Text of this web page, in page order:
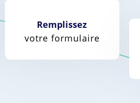
Remplissez
votre formulaire